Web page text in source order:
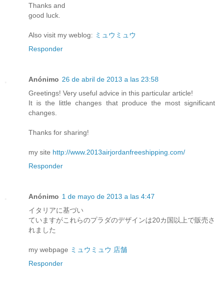
Thanks and
good luck.
Also visit my weblog: ミュウミュウ
Responder
Anónimo 26 de abril de 2013 a las 23:58
Greetings! Very useful advice in this particular article!
It is the little changes that produce the most significant
changes.
Thanks for sharing!
my site http://www.2013airjordanfreeshipping.com/
Responder
Anónimo 1 de mayo de 2013 a las 4:47
イタリアに基づい
ていますがこれらのプラダのデザインは20カ国以上で販売さ
れました
my webpage ミュウミュウ 店舗
Responder